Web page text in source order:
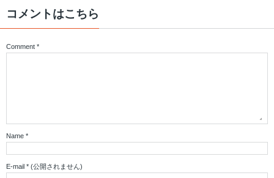
コメントはこちら
Comment *
Name *
E-mail * (公開されません)